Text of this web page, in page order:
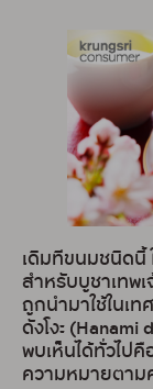
เดิมทีขนมชนิดนี้
สำหรับบูชาเทพ
ถูกนำมาใช้ในเ
ดังโงะ
พบเห็นได้ทั่วไปคื
ความหมายตาม